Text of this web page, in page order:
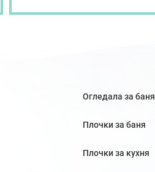
Огледала за баня
Плочки за баня
Плочки за кухня